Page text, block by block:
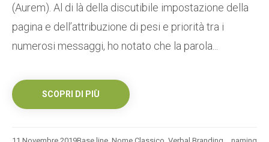
(Aurem). Al di là della discutibile impostazione della
pagina e dell’attribuzione di pesi e priorità tra i
numerosi messaggi, ho notato che la parola...
SCOPRI DI PIÙ